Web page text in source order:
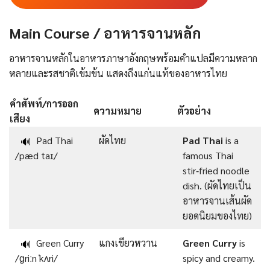
Main Course / อาหารจานหลัก
อาหารจานหลักในอาหารภาษาอังกฤษพร้อมคําแปลมีความหลาก
หลายและรสชาติเข้มข้น แสดงถึงแก่นแท้ของอาหารไทย
คำศัพท์/การออก
เสียง
ความหมาย ตัวอย่าง
🔊 Pad Thai
/pæd taɪ/
ผัดไทย Pad Thai is a
famous Thai
stir‑fried noodle
dish. (ผัดไทยเป็น
อาหารจานเส้นผัด
ยอดนิยมของไทย)
🔊 Green Curry
/ɡriːn ˈkʌri/
แกงเขียวหวาน Green Curryis
spicy and creamy.